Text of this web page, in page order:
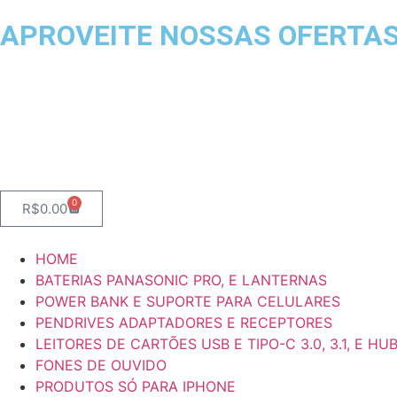
APROVEITE NOSSAS
R$0.00 0
HOME
BATERIAS PANASONIC PRO, E LANTERNAS
POWER BANK E SUPORTE PARA CELULARES
PENDRIVES ADAPTADORES E RECEPTORES
LEITORES DE CARTÕES USB E TIPO-C 3.0, 3.1, E HUB
FONES DE OUVIDO
PRODUTOS SÓ PARA IPHONE